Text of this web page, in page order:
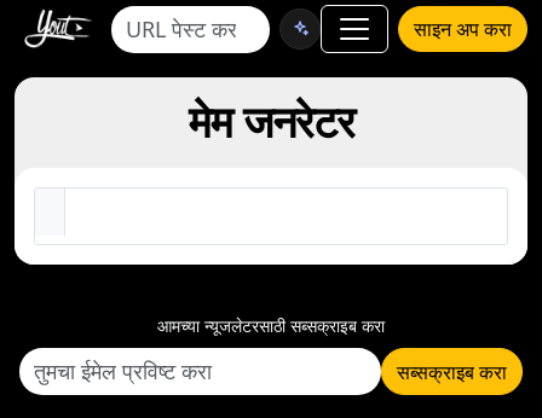
साइन अप करा
मेम जनरेटर
आमच्या न्यूजलेटरसाठी सब्सक्राइब करा
सब्सक्राइब करा